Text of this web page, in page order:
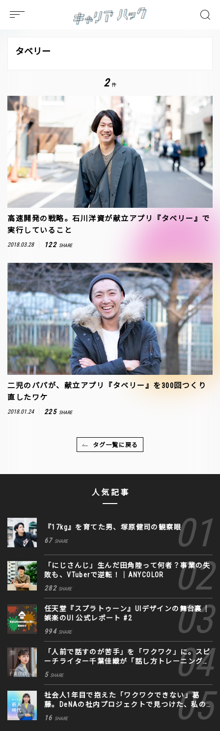
タベリー
2 件
高速開発の戦略。石川洋資が献立アプリ『タベリー』で
実行していること
2018.03.28 122 SHARE
二児のパパが、献立アプリ『タベリー』を300回つくり
直したワケ
2018.01.24 225 SHARE
タグ一覧に戻る
人気記事
『17kg』を育てた男、塚原健司の観察眼
67 SHARE
「にじさんじ」生んだ田角陸って何者？事業の失
敗も、VTuberで逆転！｜ANYCOLOR
282 SHARE
任天堂『スプラトゥーン』UIデザインの舞台裏｜
娯楽のUI 公式レポート #2
994 SHARE
「人前で話すのが苦手」を「ワクワク」に。スピ
ーチライター千葉佳織が「話し方トレーニング」
に込めた思い
5 SHARE
社会人1年目で抱えた「ワクワクできない」葛
藤。DeNAの社内プロジェクトで見つけた、私の
生きる道
16 SHARE